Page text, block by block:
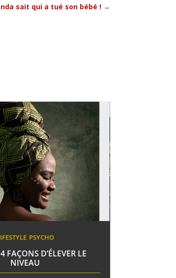
sait qui a tué son bébé !→
PSYCHO
FAÇONS D’ÉLEVER LE
NIVEAU